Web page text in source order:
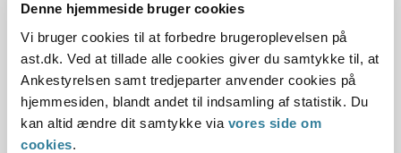
Denne hjemmeside bruger cookies
Vi bruger cookies til at forbedre brugeroplevelsen på
ast.dk. Ved at tillade alle cookies giver du samtykke til, at
Ankestyrelsen samt tredjeparter anvender cookies på
hjemmesiden, blandt andet til indsamling af statistik. Du
kan altid ændre dit samtykke via vores side om
cookies.
Offentliggørelsesdato
10.07.2013
Denne principafgørelse er kasseret den 25. juni
2019, da den ikke længere har vejledningsværdi.